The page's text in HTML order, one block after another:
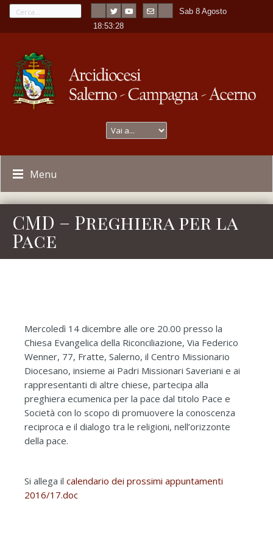
Sab 8 Agosto
18:53:28
Menu
CMD – Preghiera per la
Pace
Mercoledì 14 dicembre alle ore 20.00 presso la
Chiesa Evangelica della Riconciliazione, Via Federico
Wenner, 77, Fratte, Salerno, il Centro Missionario
Diocesano, insieme ai Padri Missionari Saveriani e ai
rappresentanti di altre chiese, partecipa alla
preghiera ecumenica per la pace dal titolo Pace e
Società con lo scopo di promuovere la conoscenza
reciproca e il dialogo tra le religioni, nell’orizzonte
della pace.
Si allega il calendario dei prossimi appuntamenti
2016/17.doc